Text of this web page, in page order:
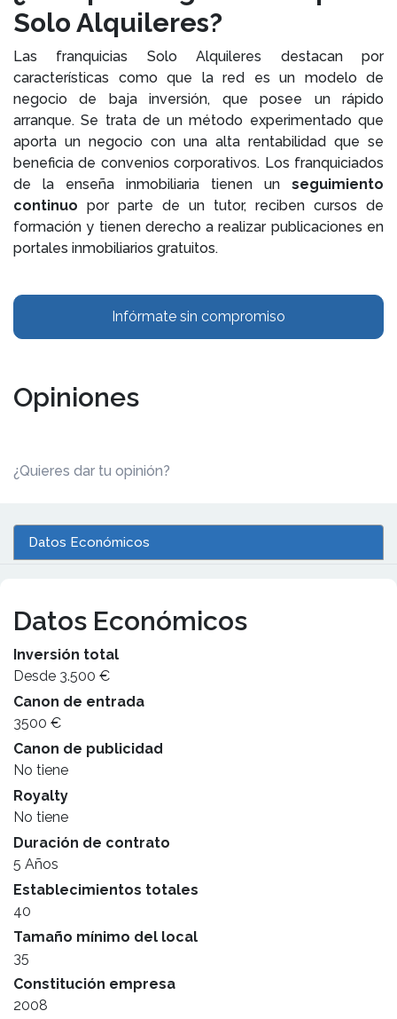
Solo Alquileres?
Las franquicias Solo Alquileres destacan por
características como que la red es un modelo de
negocio de baja inversión, que posee un rápido
arranque. Se trata de un método experimentado que
aporta un negocio con una alta rentabilidad que se
beneficia de convenios corporativos. Los franquiciados
de la enseña inmobiliaria tienen un seguimiento
continuo por parte de un tutor, reciben cursos de
formación y tienen derecho a realizar publicaciones en
portales inmobiliarios gratuitos.
Infórmate sin compromiso
Opiniones
¿Quieres dar tu opinión?
Datos Económicos
Datos Económicos
Inversión total
Desde 3.500 €
Canon de entrada
3500 €
Canon de publicidad
No tiene
Royalty
No tiene
Duración de contrato
5 Años
Establecimientos totales
40
Tamaño mínimo del local
35
Constitución empresa
2008